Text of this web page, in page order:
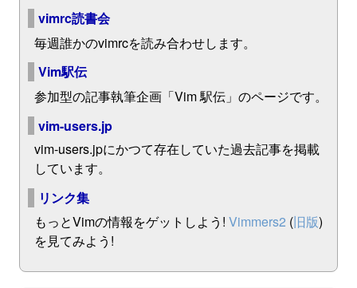
vimrc読書会
毎週誰かのvimrcを読み合わせします。
Vim駅伝
参加型の記事執筆企画「Vim 駅伝」のページです。
vim-users.jp
vim-users.jpにかつて存在していた過去記事を掲載
しています。
リンク集
もっとVimの情報をゲットしよう! Vimmers2 (旧版)
を見てみよう!